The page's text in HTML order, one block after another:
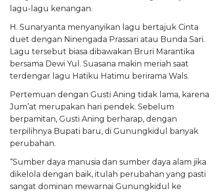
lagu-lagu kenangan.
H. Sunaryanta menyanyikan lagu bertajuk Cinta
duet dengan Ninengada Prassari atau Bunda Sari.
Lagu tersebut biasa dibawakan Bruri Marantika
bersama Dewi Yul. Suasana makin meriah saat
terdengar lagu Hatiku Hatimu berirama Wals.
Pertemuan dengan Gusti Aning tidak lama, karena
Jum’at merupakan hari pendek. Sebelum
berpamitan, Gusti Aning berharap, dengan
terpilihnya Bupati baru, di Gunungkidul banyak
perubahan.
“Sumber daya manusia dan sumber daya alam jika
dikelola dengan baik, itulah perubahan yang pasti
sangat dominan mewarnai Gunungkidul ke